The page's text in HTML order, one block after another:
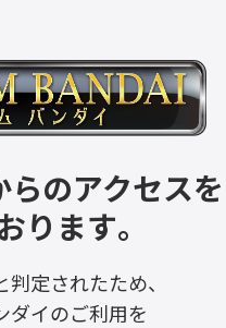
のアクセスを
ります。
定されたため、
ダイのご利用を